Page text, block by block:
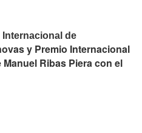
de
y Premio Internacional
Ribas Piera con el